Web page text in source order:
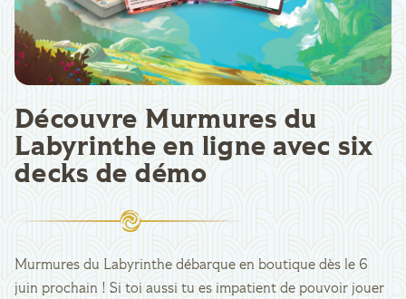
Découvre Murmures du
Labyrinthe en ligne avec six
decks de démo
Murmures du Labyrinthe débarque en boutique dès le 6
juin prochain ! Si toi aussi tu es impatient de pouvoir jouer